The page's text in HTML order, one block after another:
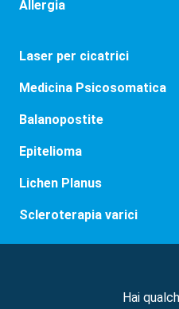
Allergia
Laser per cicatrici
Medicina Psicosomatica
Balanopostite
Epitelioma
Lichen Planus
Scleroterapia varici
Hai